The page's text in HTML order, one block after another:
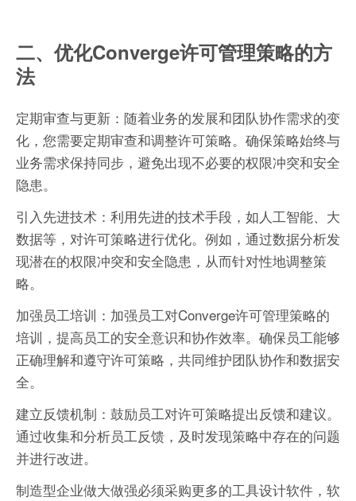
二、优化Converge许可管理策略的方
法
定期审查与更新：随着业务的发展和团队协作需求的变
化，您需要定期审查和调整许可策略。确保策略始终与
业务需求保持同步，避免出现不必要的权限冲突和安全
隐患。
引入先进技术：利用先进的技术手段，如人工智能、大
数据等，对许可策略进行优化。例如，通过数据分析发
现潜在的权限冲突和安全隐患，从而针对性地调整策
略。
加强员工培训：加强员工对Converge许可管理策略的
培训，提高员工的安全意识和协作效率。确保员工能够
正确理解和遵守许可策略，共同维护团队协作和数据安
全。
建立反馈机制：鼓励员工对许可策略提出反馈和建议。
通过收集和分析员工反馈，及时发现策略中存在的问题
并进行改进。
制造型企业做大做强必须采购更多的工具设计软件，软